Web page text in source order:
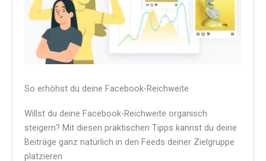
So erhöhst du deine Facebook-Reichweite
Willst du deine Facebook-Reichweite organisch
steigern? Mit diesen praktischen Tipps kannst du deine
Beiträge ganz natürlich in den Feeds deiner Zielgruppe
platzieren